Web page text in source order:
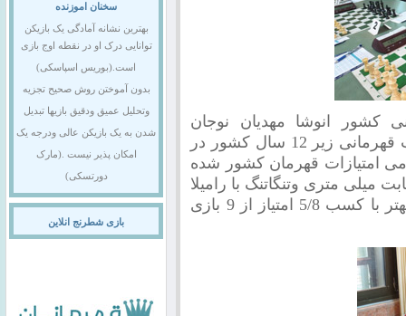
20 سال قهرمانی کشور انوشا مهدیان نوجان
خوشفکر اصفهانی که یکماه پیش در مسابقات قهرمانی زیر 12 سال کشور در
تمامی امتیازات قهرمان کشور شده
20 سال در یک رقابت میلی متری وتنگاتنگ با رامیلا
واگوهیان از اصفهان وبه لطف پوئن شکنی بهتر با کسب 5/8 امتیاز از 9 بازی
سخنان اموزنده
بهترین نشانه آمادگی یک بازیکن
توانایی درک او در نقطه اوج بازی
است.(بوریس اسپاسکی)
بدون آموختن روش صحیح تجزیه
وتحلیل عمیق ودقیق بازیها تبدیل
شدن به یک بازیکن عالی ودرجه یک
امکان پذیر نیست .(مارک
دورتسکی)
بازی شطرنج انلاین